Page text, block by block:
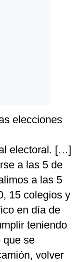
elecciones
electoral. […]
a las 5 de
a las 5
15 colegios y
en día de
teniendo
que se
volver